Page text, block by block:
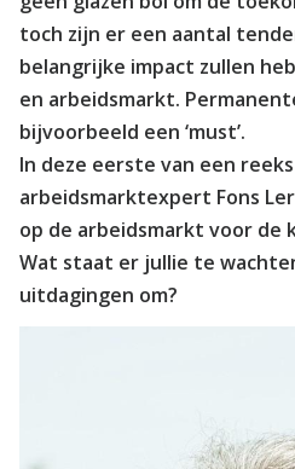
toch zijn er een aantal
belangrijke impact zullen
en arbeidsmarkt.
bijvoorbeeld een ‘must’.
In deze eerste van een
arbeidsmarktexpert Fons
op de arbeidsmarkt voor de
Wat staat er jullie te
uitdagingen om?